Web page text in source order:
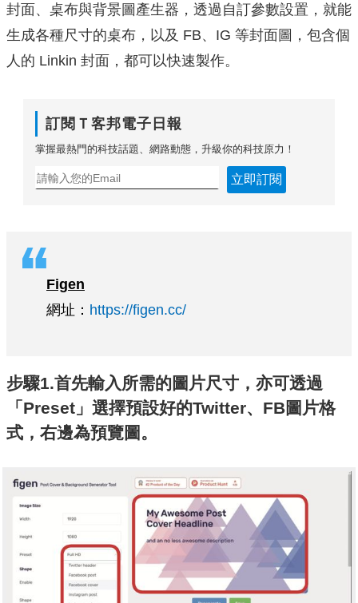
封面、桌布與背景圖產生器，透過自訂參數設置，就能
生成各種尺寸的桌布，以及 FB、IG 等封面圖，包含個
人的 Linkin 封面，都可以快速製作。
訂閱Ｔ客邦電子日報
掌握最熱門的科技話題、網路動態，升級你的科技原力！
立即訂閱
Figen
網址： https://figen.cc/
步驟1.首先輸入所需的圖片尺寸，亦可透過
「Preset」選擇預設好的Twitter、FB圖片格
式，右邊為預覽圖。